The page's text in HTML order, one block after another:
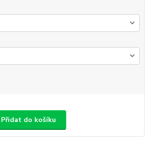
Přidat do košíku